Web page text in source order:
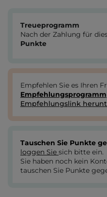
Treueprogramm
Nach der Zahlung für
Punkte
Empfehlen Sie es Ihren
Empfehlungsprogramm
Empfehlungslink
Tauschen Sie Punkte
loggen Sie sich bitte ein.
Sie haben noch kein
tauschen Sie Punkte